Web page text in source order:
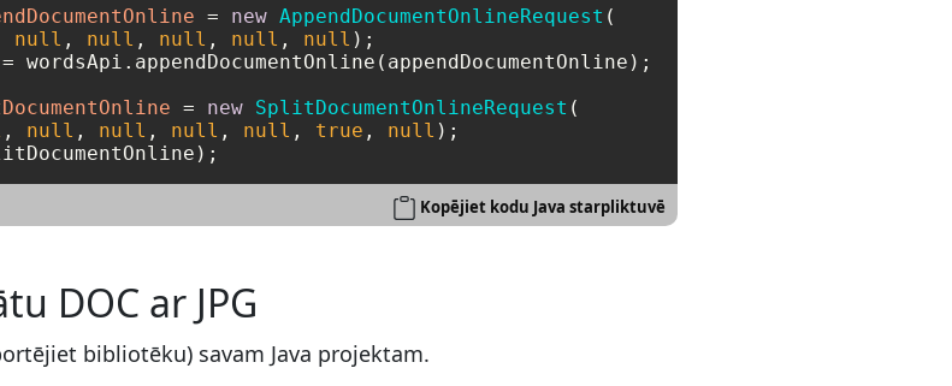
= new AppendDocumentOnlineRequest (
null , null , null , null , null
= wordsApi.appendDocumentOnline(appendDocumentOnline);
= new SplitDocumentOnlineRequest (
, null , null , null , null , true , null );
Kopējiet kodu Java starpliktuvē
DOC ar JPG
bibliotēku) savam Java projektam.